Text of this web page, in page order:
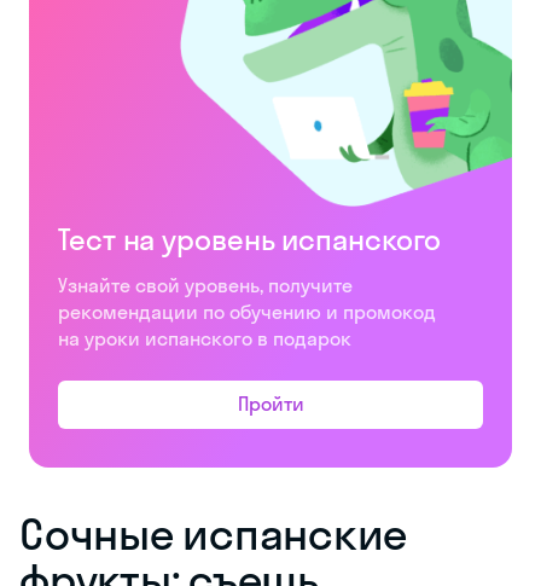
Тест на уровень испанского
Узнайте свой уровень, получите
рекомендации по обучению и промокод
на уроки испанского в подарок
Пройти
Сочные испанские